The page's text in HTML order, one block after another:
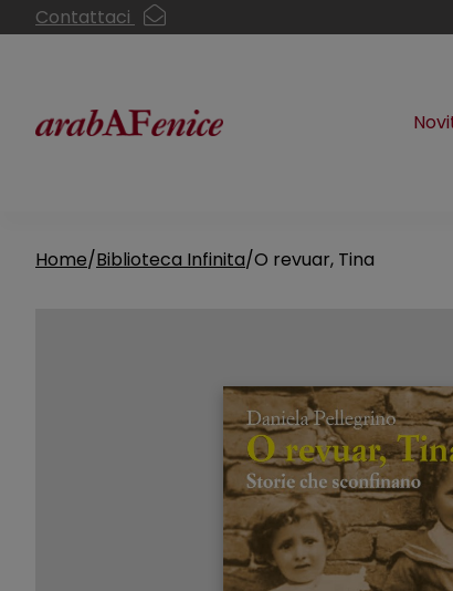
Contattaci
Home Biblioteca Infinita O revuar, Tina